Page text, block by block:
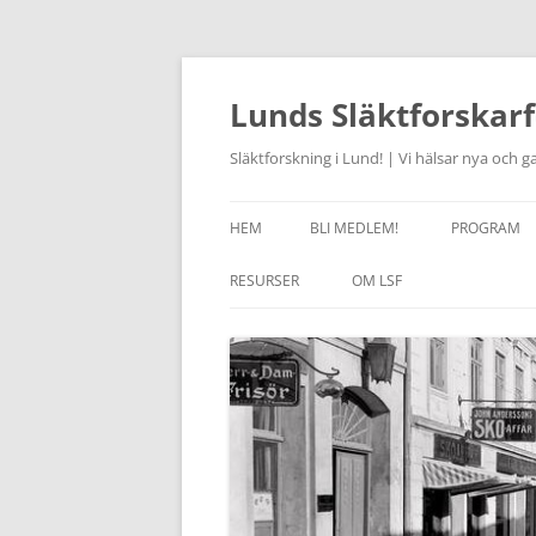
Hoppa
Lunds
Släktforskning i Lund! | Vi hälsar nya och
HEM BLI MEDLEM! PROGRAM
RESURSER
OM SLÄKTFORSKNING
RABATT I RÖTTERBOKHANDELN
ANCESTRY – RABATT
SKÅNES
OM LSF
STYRELSEN 2026
STADGAR
LSF HANTERING AV
PERSONUPPGIFTER